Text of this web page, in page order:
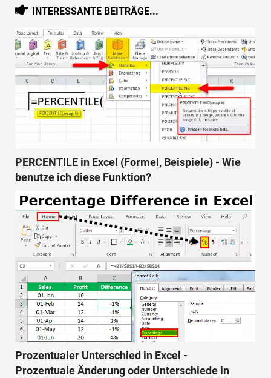
INTERESSANTE BEITRÄGE...
PERCENTILE in Excel (Formel, Beispiele) - Wie
benutze ich diese Funktion?
Prozentualer Unterschied in Excel -
Prozentuale Änderung oder Unterschiede in